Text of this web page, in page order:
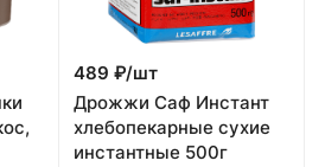
489 ₽/шт
Дрожжи Саф Инстант
хлебопекарные сухие
инстантные 500г